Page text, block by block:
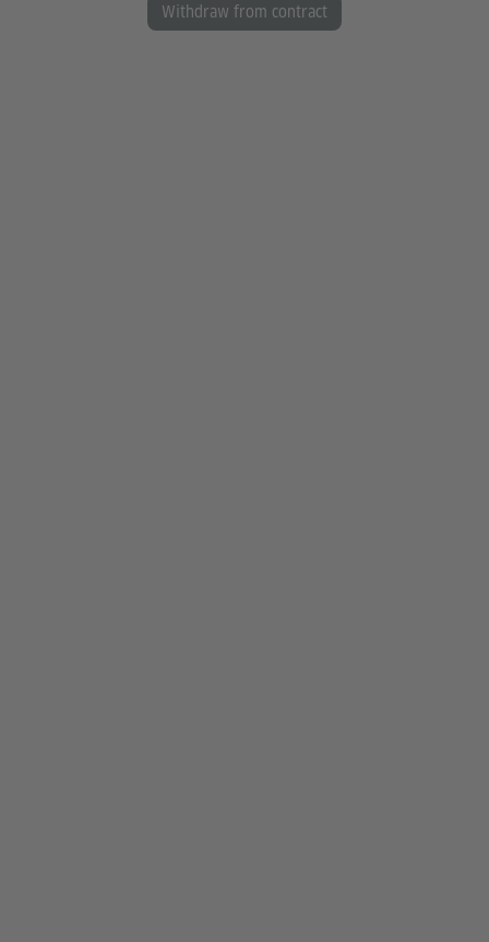
Withdraw from contract